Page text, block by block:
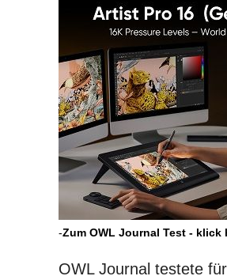
-Zum OWL Journal Test - klick
OWL Journal testete